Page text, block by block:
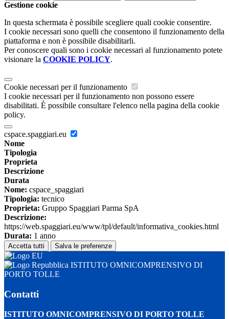
Gestione cookie
In questa schermata è possibile scegliere quali cookie consentire.
I cookie necessari sono quelli che consentono il funzionamento della
piattaforma e non è possibile disabilitarli.
Per conoscere quali sono i cookie necessari al funzionamento potete
visionare la COOKIE POLICY.
Cookie necessari per il funzionamento
I cookie necessari per il funzionamento non possono essere
disabilitati. È possibile consultare l'elenco nella pagina della cookie
policy.
cspace.spaggiari.eu
Nome
Tipologia
Proprieta
Descrizione
Durata
Nome: cspace_spaggiari
Tipologia: tecnico
Proprieta: Gruppo Spaggiari Parma SpA
Descrizione:
https://web.spaggiari.eu/www/tpl/default/informativa_cookies.html
Durata: 1 anno
Accetta tutti Salva le preferenze
ISTITUTO OMNICOMPRENSIVO DI
PORTO TOLLE
Contatti
ISTITUTO OMNICOMPRENSIVO DI PORTO TOLLE